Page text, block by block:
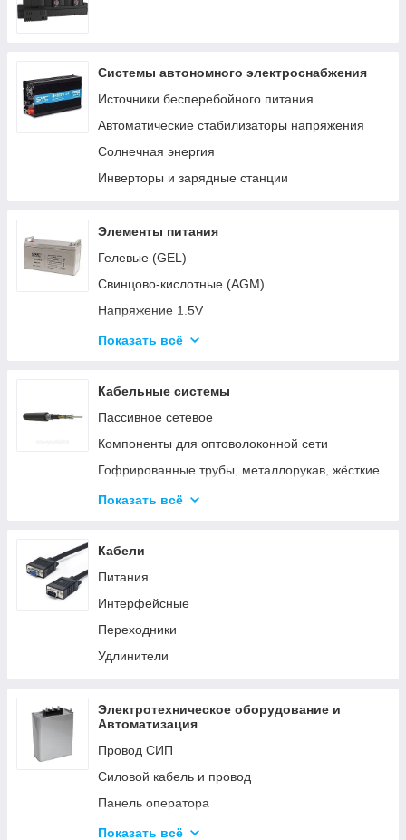
Системы автономного электроснабжения
Источники бесперебойного питания
Автоматические стабилизаторы напряжения
Солнечная энергия
Инверторы и зарядные станции
Элементы питания
Гелевые (GEL)
Свинцово-кислотные (AGM)
Напряжение 1.5V
Напряжение 3V
Напряжение 6V-9V
Напряжение 12V
Аксессуары для элементов питания
Показать всё
Кабельные системы
Пассивное сетевое
Компоненты для оптоволоконной сети
Гофрированные трубы, металлорукав, жёсткие
Показать всё
Кабели
Питания
Интерфейсные
Переходники
Удлинители
Электротехническое оборудование и
Автоматизация
Провод СИП
Силовой кабель и провод
Панель оператора
Системы молниезащиты и заземления
Показать всё